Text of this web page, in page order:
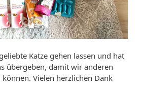
Katze gehen lassen und hat
übergeben, damit wir anderen
Vielen herzlichen Dank